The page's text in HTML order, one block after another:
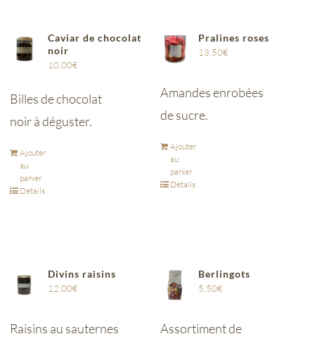
Caviar de chocolat
noir
10,00€
Billes de chocolat
noir à déguster.
Ajouter
au
panier
Détails
Pralines roses
13,50€
Amandes enrobées
de sucre.
Ajouter
au
panier
Détails
Divins raisins
12,00€
Raisins au sauternes
Berlingots
5,50€
Assortiment de